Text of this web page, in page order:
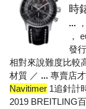
時
...
，
發
相對來說難度比較
材質 ／ ... 專賣店
Navitimer 1追針計
2019 BREITLING